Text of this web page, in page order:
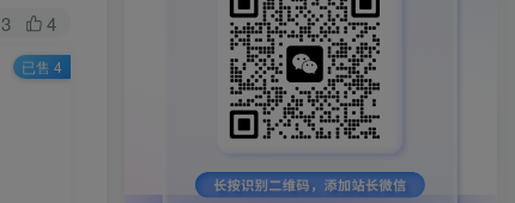
4
已售 4